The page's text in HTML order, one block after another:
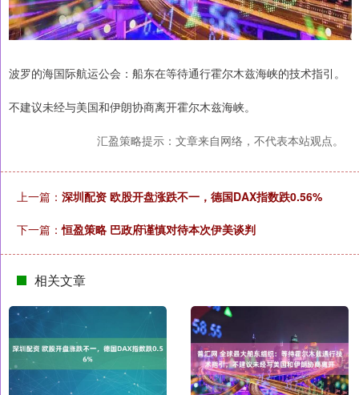
波罗的海国际航运公会：船东在等待通行霍尔木兹海峡的技术指引。
不建议未经与美国和伊朗协商离开霍尔木兹海峡。
汇盈策略提示：文章来自网络，不代表本站观点。
上一篇： 深圳配资 欧股开盘涨跌不一，德国DAX指数跌0.56%
下一篇：恒盈策略 巴政府谨慎对待本次伊美谈判
相关文章